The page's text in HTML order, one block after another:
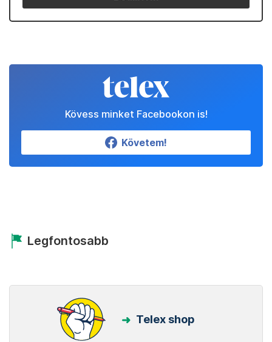
Kövess minket Facebookon is!
Követem!
Legfontosabb
Telex shop